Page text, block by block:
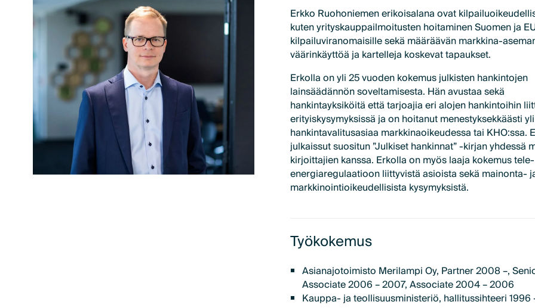
Erkko Ruohoniemen erikoisalana ovat
kuten yrityskauppailmoitusten hoitaminen Suomen ja
kilpailuviranomaisille sekä määräävän markkina-
väärinkäyttöä ja kartelleja koskevat tapaukset.
Erkolla on yli 25 vuoden kokemus julkisten hankintojen
lainsäädännön soveltamisesta. Hän avustaa sekä
hankintayksiköitä että tarjoajia eri alojen hankintoihin
erityiskysymyksissä ja on hoitanut menestyksekkäästi
hankintavalitusasiaa markkinaoikeudessa tai KHO:ssa.
julkaissut suositun ”Julkiset hankinnat” -kirjan yhdessä
kirjoittajien kanssa. Erkolla on myös laaja kokemus
energiaregulaatioon liittyvistä asioista sekä mainonta-
markkinointioikeudellisista kysymyksistä.
Työkokemus
Asianajotoimisto Merilampi Oy, Partner 2008 –,
Associate 2006 – 2007, Associate 2004 – 2006
Kauppa- ja teollisuusministeriö, hallitussihteeri 1996